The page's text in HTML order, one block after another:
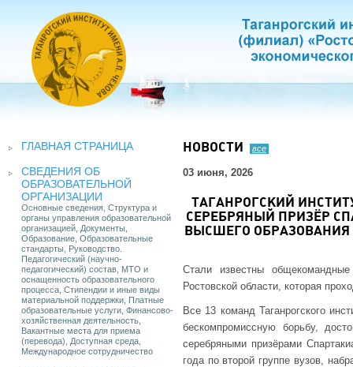
ГЛАВНАЯ СТРАНИЦА
СВЕДЕНИЯ ОБ
ОБРАЗОВАТЕЛЬНОЙ
ОРГАНИЗАЦИИ
Основные сведения, Структура и
органы управления образовательной
организацией, Документы,
Образование, Образовательные
стандарты, Руководство.
Педагогический (научно-
педагогический) состав, МТО и
оснащенность образовательного
процесса, Стипендии и иные виды
материальной поддержки, Платные
образовательные услуги, Финансово-
хозяйственная деятельность,
Вакантные места для приема
(перевода), Доступная среда,
Международное сотрудничество
НОВОСТИ все
03 июня, 2026
ТАГАНРОГСКИЙ
СЕРЕБРЯНЫЙ ПРИЗЁР
ВЫСШЕГО ОБРАЗОВАНИЯ
Стали известны
Ростовской области, которая
Все 13 команд Таганрогского
бескомпромиссную борьбу,
серебряными призёрами
года по второй группе вузов,